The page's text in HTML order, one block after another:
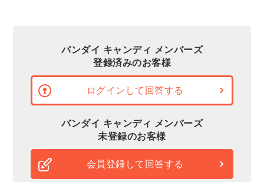
バンダイ キャンディ メンバーズ
登録済みのお客様
ログインして回答する
バンダイ キャンディ メンバーズ
未登録のお客様
会員登録して回答する